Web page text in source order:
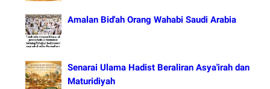
Amalan Bid'ah Orang Wahabi Saudi Arabia
Senarai Ulama Hadist Beraliran Asya'irah dan
Maturidiyah